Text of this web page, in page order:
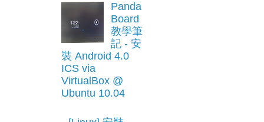
Panda
Board
教學筆
記 - 安
裝 Android 4.0
ICS via
VirtualBox @
Ubuntu 10.04